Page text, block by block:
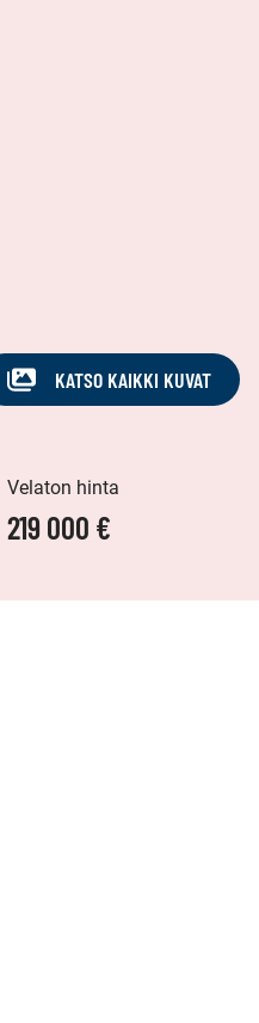
KATSO KAIKKI KUVAT
Velaton hinta
219 000 €